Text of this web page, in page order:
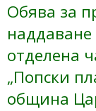
Обява за
отделена
„Попски
община